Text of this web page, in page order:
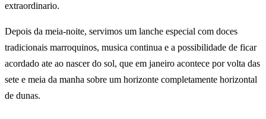
extraordinario.
Depois da meia-noite, servimos um lanche especial com doces
tradicionais marroquinos, musica continua e a possibilidade de ficar
acordado ate ao nascer do sol, que em janeiro acontece por volta das
sete e meia da manha sobre um horizonte completamente horizontal
de dunas.